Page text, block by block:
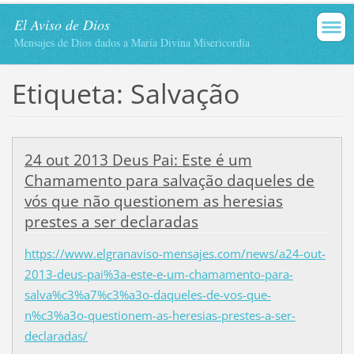
El Aviso de Dios
Mensajes de Dios dados a María Divina Misericordia
Etiqueta: Salvação
24 out 2013 Deus Pai: Este é um
Chamamento para salvação daqueles de
vós que não questionem as heresias
prestes a ser declaradas
https://www.elgranaviso-mensajes.com/news/a24-out-
2013-deus-pai%3a-este-e-um-chamamento-para-
salva%c3%a7%c3%a3o-daqueles-de-vos-que-
n%c3%a3o-questionem-as-heresias-prestes-a-ser-
declaradas/